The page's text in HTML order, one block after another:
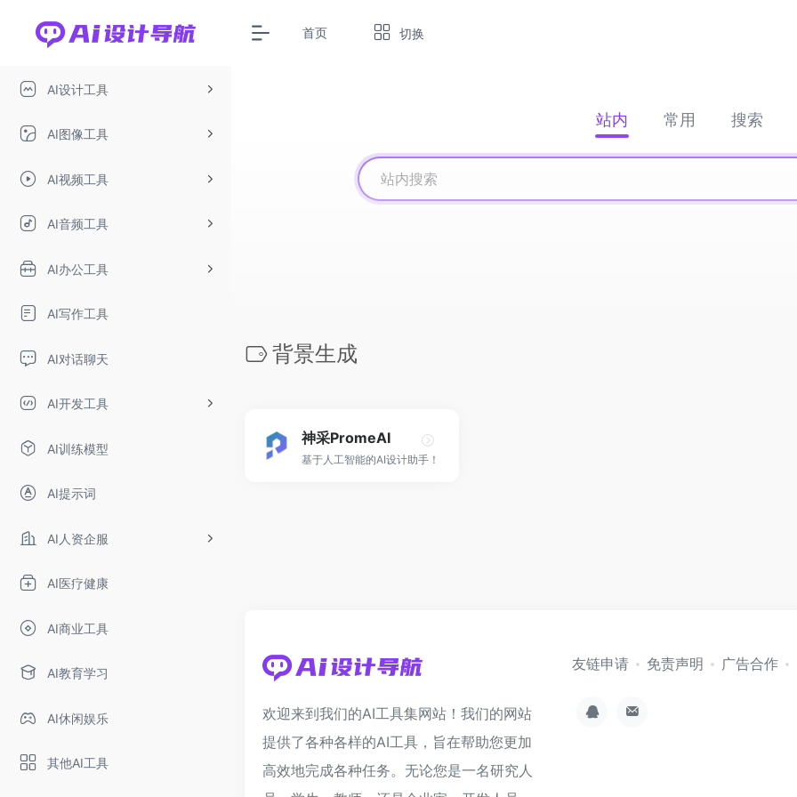
AI设计工具
AI图像工具
AI视频工具
AI音频工具
AI办公工具
AI写作工具
AI对话聊天
AI开发工具
AI训练模型
AI提示词
AI人资企服
AI医疗健康
AI商业工具
AI教育学习
AI休闲娱乐
其他AI工具
首页 切换
站内 常用 搜索
背景生成
神采PromeAI
基于人工智能的AI设计助手！
欢迎来到我们的AI工具集网站！我们的网站
提供了各种各样的AI工具，旨在帮助您更加
高效地完成各种任务。无论您是一名研究人
友链申请 免责声明 广告合作